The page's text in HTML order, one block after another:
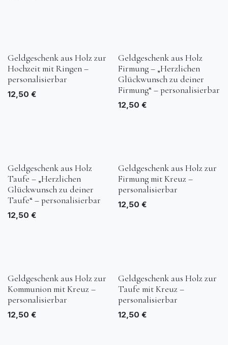
Geldgeschenk aus Holz zur
Hochzeit mit Ringen –
personalisierbar
12,50 €
Geldgeschenk aus Holz
Firmung – „Herzlichen
Glückwunsch zu deiner
Firmung“ – personalisierbar
12,50 €
Geldgeschenk aus Holz
Taufe – „Herzlichen
Glückwunsch zu deiner
Taufe“ – personalisierbar
12,50 €
Geldgeschenk aus Holz zur
Firmung mit Kreuz –
personalisierbar
12,50 €
Geldgeschenk aus Holz zur
Kommunion mit Kreuz –
personalisierbar
12,50 €
Geldgeschenk aus Holz zur
Taufe mit Kreuz –
personalisierbar
12,50 €